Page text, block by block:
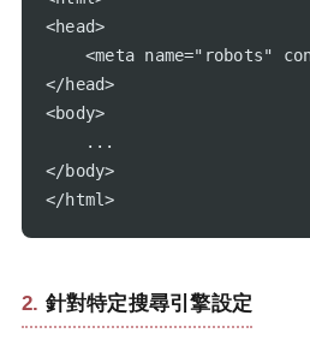
<head>
<meta name="robots"
</head>
<body>
    ...
</body>
</html>
針對特定搜尋引擎設定